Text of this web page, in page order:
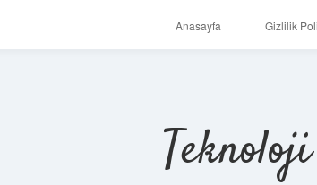
Anasayfa Gizlilik